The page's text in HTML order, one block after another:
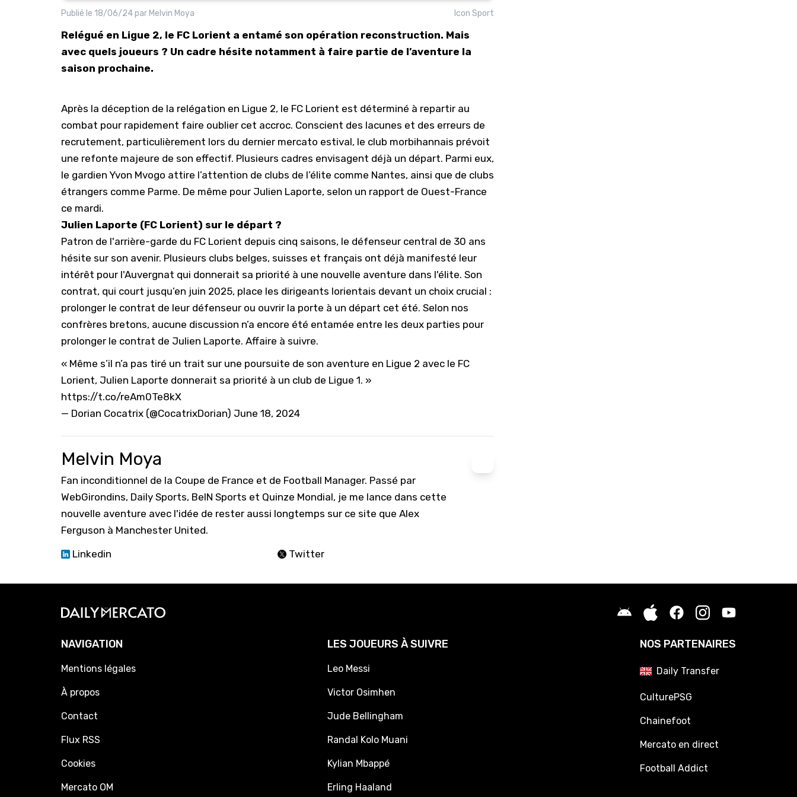
Publié le 18/06/24par Melvin Moya Icon Sport
Relégué en Ligue 2, le FC Lorient a entamé son opération reconstruction. Mais
avec quels joueurs ? Un cadre hésite notamment à faire partie de l’aventure la
saison prochaine.
Après la déception de la relégation en Ligue 2, le FC Lorient est déterminé à repartir au
combat pour rapidement faire oublier cet accroc. Conscient des lacunes et des erreurs de
recrutement, particulièrement lors du dernier mercato estival, le club morbihannais prévoit
une refonte majeure de son effectif. Plusieurs cadres envisagent déjà un départ. Parmi eux,
le gardien Yvon Mvogo attire l’attention de clubs de l’élite comme Nantes, ainsi que de clubs
étrangers comme Parme. De même pour Julien Laporte, selon un rapport de Ouest-France
ce mardi.
Julien Laporte (FC Lorient) sur le départ ?
Patron de l'arrière-garde du FC Lorient depuis cinq saisons, le défenseur central de 30 ans
hésite sur son avenir. Plusieurs clubs belges, suisses et français ont déjà manifesté leur
intérêt pour l'Auvergnat qui donnerait sa priorité à une nouvelle aventure dans l'élite. Son
contrat, qui court jusqu’en juin 2025, place les dirigeants lorientais devant un choix crucial :
prolonger le contrat de leur défenseur ou ouvrir la porte à un départ cet été. Selon nos
confrères bretons, aucune discussion n’a encore été entamée entre les deux parties pour
prolonger le contrat de Julien Laporte. Affaire à suivre.
« Même s’il n’a pas tiré un trait sur une poursuite de son aventure en Ligue 2 avec le FC
Lorient, Julien Laporte donnerait sa priorité à un club de Ligue 1. »
https://t.co/reAm0Te8kX
— Dorian Cocatrix (@CocatrixDorian) June 18, 2024
Melvin Moya
Fan inconditionnel de la Coupe de France et de Football Manager. Passé par
WebGirondins, Daily Sports, BeIN Sports et Quinze Mondial, je me lance dans cette
nouvelle aventure avec l'idée de rester aussi longtemps sur ce site que Alex
Ferguson à Manchester United.
Linkedin
Twitter
NAVIGATION
Mentions légales
À propos
Contact
Flux RSS
Cookies
Mercato OM
LES JOUEURS À SUIVRE
Leo Messi
Victor Osimhen
Jude Bellingham
Randal Kolo Muani
Kylian Mbappé
Erling Haaland
NOS PARTENAIRES
Daily Transfer
CulturePSG
Chainefoot
Mercato en direct
Football Addict